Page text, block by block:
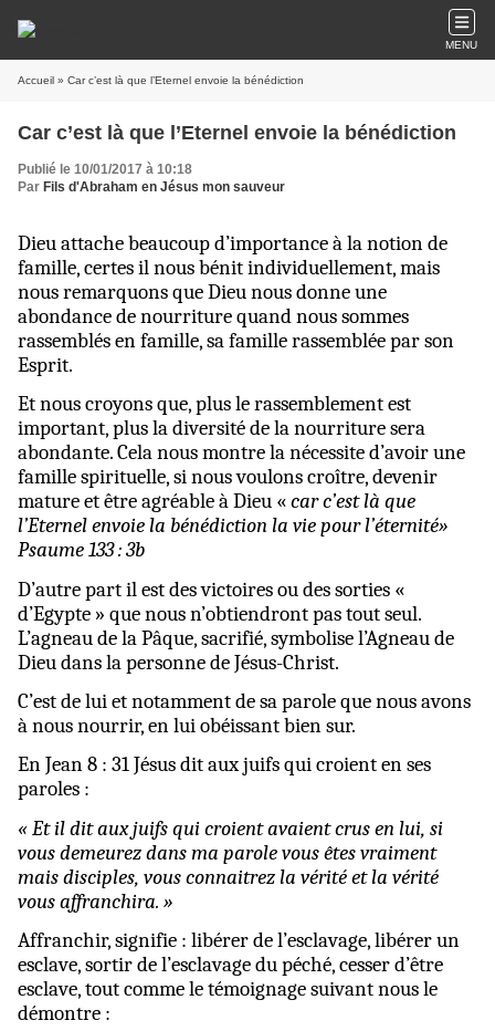
MENU
Accueil » Car c’est là que l’Eternel envoie la bénédiction
Car c’est là que l’Eternel envoie la bénédiction
Publié le 10/01/2017 à 10:18
Par Fils d'Abraham en Jésus mon sauveur
Dieu attache beaucoup d’importance à la notion de
famille, certes il nous bénit individuellement, mais
nous remarquons que Dieu nous donne une
abondance de nourriture quand nous sommes
rassemblés en famille, sa famille rassemblée par son
Esprit.
Et nous croyons que, plus le rassemblement est
important, plus la diversité de la nourriture sera
abondante. Cela nous montre la nécessite d’avoir une
famille spirituelle, si nous voulons croître, devenir
mature et être agréable à Dieu «car c’est là que
l’Eternel envoie la bénédiction la vie pour l’éternité»
Psaume 133 : 3b
D’autre part il est des victoires ou des sorties «
d’Egypte » que nous n’obtiendront pas tout seul.
L’agneau dela Pâque, sacrifié, symbolise l’Agneau de
Dieu dans la personne de Jésus-Christ.
C’est de lui et notamment de sa parole que nous avons
à nous nourrir, en lui obéissant bien sur.
En Jean 8 : 31 Jésus dit aux juifs qui croient en ses
paroles :
« Et il dit aux juifs qui croient avaient crus en lui, si
vous demeurez dans ma parole vous êtes vraiment
mais disciples, vous connaitrez la vérité et la vérité
vous affranchira. »
Affranchir, signifie : libérer de l’esclavage, libérer un
esclave, sortir de l’esclavage du péché, cesser d’être
esclave, tout comme le témoignage suivant nous le
démontre :